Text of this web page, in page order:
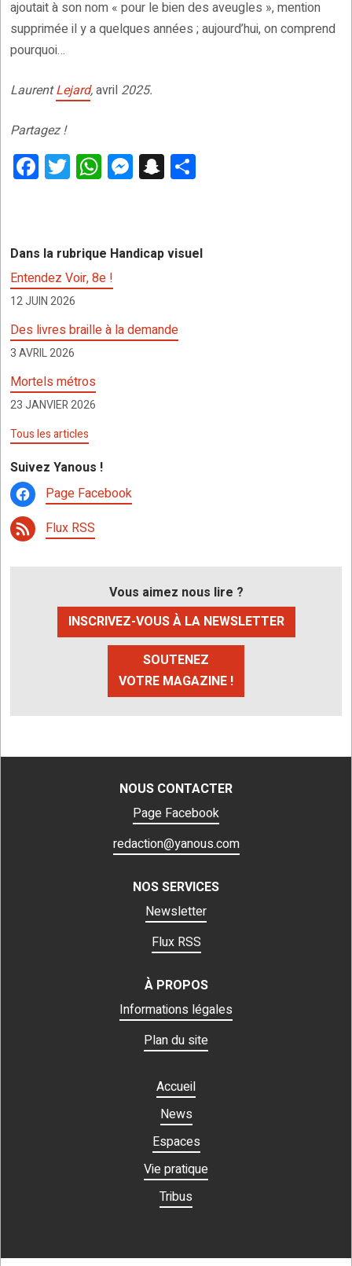
ajoutait à son nom « pour le bien des aveugles », mention
supprimée il y a quelques années ; aujourd’hui, on comprend
pourquoi…
LaurentLejard,avril 2025.
Partagez !
F
a
b
o
o
k
T
wi
er
W
h
s
A
p
p
M
es
n
g
S
n
p
c
at
g
er
Dans la rubrique Handicap visuel
Entendez Voir, 8e !
12 JUIN 2026
Des livres braille à la demande
3 AVRIL 2026
Mortels métros
23 JANVIER 2026
Tous les articles
Suivez Yanous !
Page Facebook
Flux RSS
Vous aimez nous lire ?
INSCRIVEZ-VOUS À LA NEWSLETTER
SOUTENEZ
VOTRE MAGAZINE !
NOUS CONTACTER
Page Facebook
redaction@yanous.com
NOS SERVICES
Newsletter
Flux RSS
À PROPOS
Informations légales
Plan du site
Accueil
News
Espaces
Vie pratique
Tribus